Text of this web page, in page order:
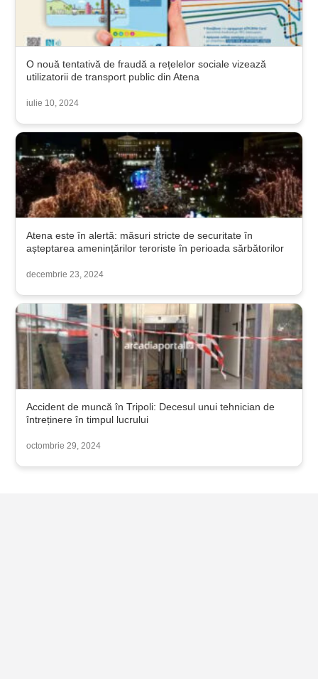
O nouă tentativă de fraudă a rețelelor sociale vizează
utilizatorii de transport public din Atena
iulie 10, 2024
Atena este în alertă: măsuri stricte de securitate în
așteptarea amenințărilor teroriste în perioada sărbătorilor
decembrie 23, 2024
Accident de muncă în Tripoli: Decesul unui tehnician de
întreținere în timpul lucrului
octombrie 29, 2024